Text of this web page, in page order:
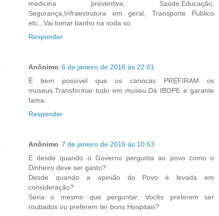
medicina preventiva, Saúde,Educação,
Segurança,Infraestrutura em geral, Transporte Publico
etc...Vai tomar banho na soda so.
Responder
Anônimo 6 de janeiro de 2016 às 22:01
É bem possível que os cariocas PREFIRAM os
museus.Transformar tudo em museu.Dá IBOPE e garante
fama.
Responder
Anônimo 7 de janeiro de 2016 às 10:53
E desde quando o Governo pergunta ao povo como o
Dinheiro deve ser gasto?
Desde quando a opinião do Povo é levada em
consideração?
Seria o mesmo que perguntar: Vocês preferem ser
roubados ou preferem ter bons Hospitais?